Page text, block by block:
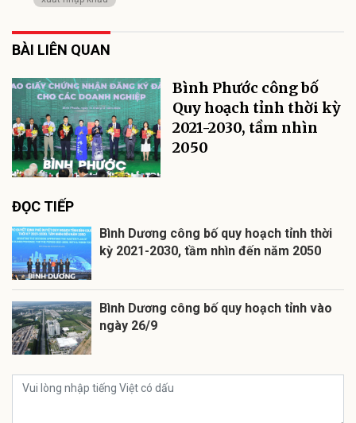
BÀI LIÊN QUAN
Bình Phước công bố
Quy hoạch tỉnh thời kỳ
2021-2030, tầm nhìn
2050
ĐỌC TIẾP
Bình Dương công bố quy hoạch tỉnh thời
kỳ 2021-2030, tầm nhìn đến năm 2050
Bình Dương công bố quy hoạch tỉnh vào
ngày 26/9